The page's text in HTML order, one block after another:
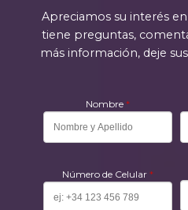
Apreciamos su interés
tiene preguntas,
más información, deje
Nombre *
Número de Celular *